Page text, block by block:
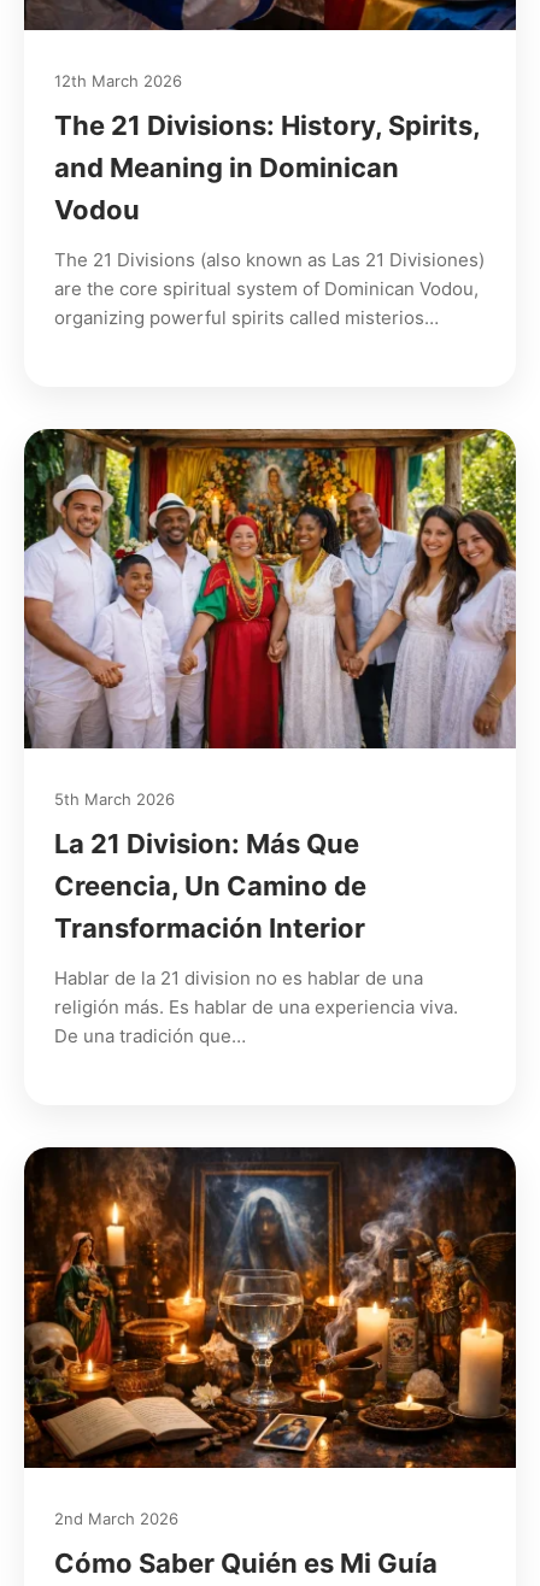
12th March 2026
The 21 Divisions: History, Spirits,
and Meaning in Dominican
Vodou
The 21 Divisions (also known as Las 21 Divisiones)
are the core spiritual system of Dominican Vodou,
organizing powerful spirits called misterios…
5th March 2026
La 21 Division: Más Que
Creencia, Un Camino de
Transformación Interior
Hablar de la 21 division no es hablar de una
religión más. Es hablar de una experiencia viva.
De una tradición que…
2nd March 2026
Cómo Saber Quién es Mi Guía